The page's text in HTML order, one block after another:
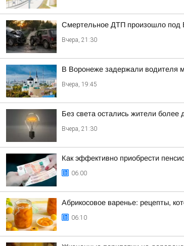
Смертельное ДТП произошло под
Вчера, 21:30
В Воронеже задержали водителя
Вчера, 19:45
Без света остались жители более
Вчера, 21:30
Как эффективно приобрести
06:00
Абрикосовое варенье: рецепты,
06:10